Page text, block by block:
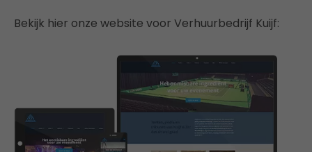
Bekijk hier onze website voor Verhuurbedrijf Kuijf: